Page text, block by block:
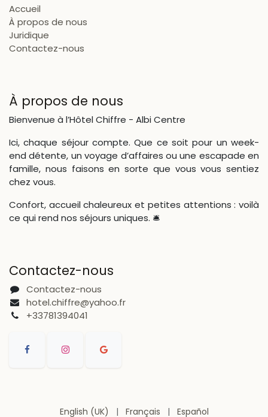
Accueil
À propos de nous
Juridique
Contactez-nous
À propos de nous
Bienvenue à l’Hôtel Chiffre - Albi Centre
Ici, chaque séjour compte. Que ce soit pour un week-
end détente, un voyage d’affaires ou une escapade en
famille, nous faisons en sorte que vous vous sentiez
chez vous.
Confort, accueil chaleureux et petites attentions : voilà
ce qui rend nos séjours uniques. 🛎
Contactez-nous
Contactez-nous
hotel.chiffre@yahoo.fr
+33781394041
English (UK) | Français | Español